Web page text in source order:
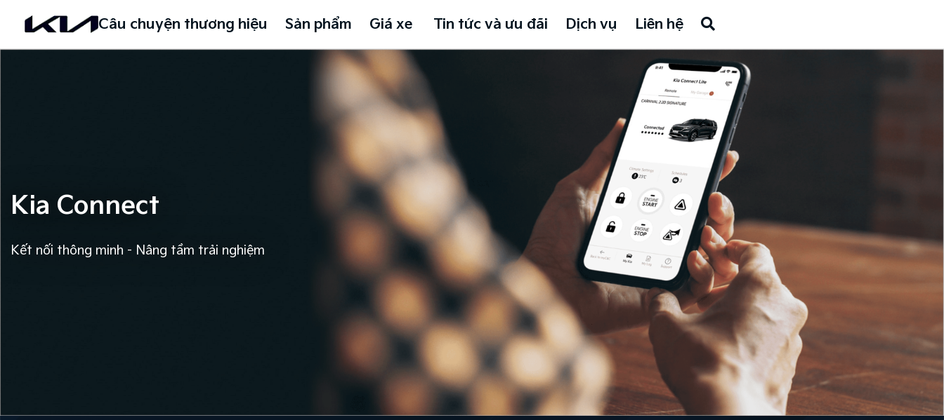
Câu chuyện thương hiệu Sản phẩm Giá xe Tin tức và ưu đãi Dịch vụ Liên hệ
Kia Connect
Kết nối thông minh - Nâng tầm trải nghiệm